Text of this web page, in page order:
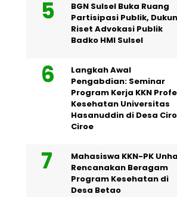
BGN Sulsel Buka Ruang
Partisipasi Publik,
Riset Advokasi Publik
Badko HMI Sulsel
Langkah Awal
Pengabdian: Seminar
Program Kerja KKN
Kesehatan Universitas
Hasanuddin di Desa
Ciroe
Mahasiswa KKN-PK
Rencanakan Beragam
Program Kesehatan di
Desa Betao